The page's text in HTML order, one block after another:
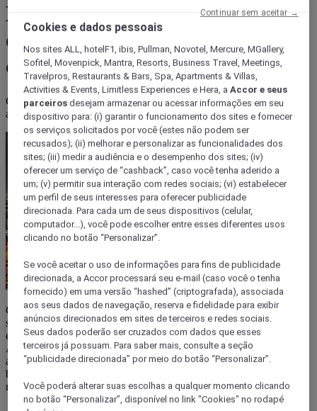
Bares e baladas em Campinas:
os endereços mais cobiçados da
cidade
Confira dicas imperdíveis de bares e baladas em Campinas para
aproveitar o melhor da vida noturna da cidade!
Quer saber o que fazer em Campinas e entrar no clima da cidade? É
só curtir a agitada vida noturna. Afinal, existem bares, botecos, pubs
e baladas em Campinas para todos os gostos (e bolsos, claro).
Agora, para decidir onde ir a escolha é sua: quer bater papo com os
amigos, fazer uma happy hour depois do trampo ou pegar uma
baladinha? Confira as nossas dicas e prepare-se para viver bons
momentos!
Cookies e dados pessoais
Nos sites ALL, hotelF1, ibis, Pullman, Novotel, Mercure, MGallery,
Sofitel, Movenpick, Mantra, Resorts, Business Travel, Meetings,
Travelpros, Restaurants & Bars, Spa, Apartments & Villas,
Activities & Events, Limitless Experiences e Hera, aAccor e seus
parceiros desejam armazenar ou acessar informações em seu
dispositivo para: (i) garantir o funcionamento dos sites e fornecer
os serviços solicitados por você (estes não podem ser
recusados); (ii) melhorar e personalizar as funcionalidades dos
sites; (iii) medir a audiência e o desempenho dos sites; (iv)
oferecer um serviço de “cashback”, caso você tenha aderido a
um; (v) permitir sua interação com redes sociais; (vi) estabelecer
um perfil de seus interesses para oferecer publicidade
direcionada. Para cada um de seus dispositivos (celular,
computador...), você pode escolher entre esses diferentes usos
clicando no botão “Personalizar”.
Se você aceitar o uso de informações para fins de publicidade
direcionada, a Accor processará seu e-mail (caso você o tenha
fornecido) em uma versão “hashed” (criptografada), associada
aos seus dados de navegação, reserva e fidelidade para exibir
anúncios direcionados em sites de terceiros e redes sociais.
Seus dados poderão ser cruzados com dados que esses
terceiros já possuam. Para saber mais, consulte a seção
“publicidade direcionada” por meio do botão “Personalizar”.
Você poderá alterar suas escolhas a qualquer momento clicando
no botão “Personalizar”, disponível no link "Cookies" no rodapé
Continuar sem aceitar →